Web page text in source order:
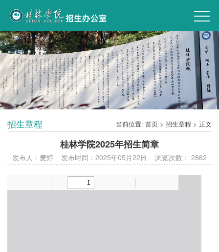
招生章程 当前位置: 首页 > 招生章程 > 正文
桂林学院2025年招生简章
发布人：麦婷 发布时间：2025年05月22日 浏览次数： 2862